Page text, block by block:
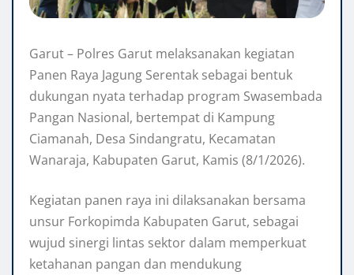
Garut – Polres Garut melaksanakan kegiatan
Panen Raya Jagung Serentak sebagai bentuk
dukungan nyata terhadap program Swasembada
Pangan Nasional, bertempat di Kampung
Ciamanah, Desa Sindangratu, Kecamatan
Wanaraja, Kabupaten Garut, Kamis (8/1/2026).
Kegiatan panen raya ini dilaksanakan bersama
unsur Forkopimda Kabupaten Garut, sebagai
wujud sinergi lintas sektor dalam memperkuat
ketahanan pangan dan mendukung